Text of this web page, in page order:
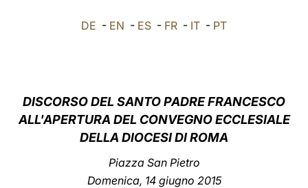
中文
LATINE
DE - EN - ES - FR - IT - PT
DISCORSO DEL SANTO PADRE FRANCESCO
ALL'APERTURA DEL CONVEGNO ECCLESIALE
DELLA DIOCESI DI ROMA
Piazza San Pietro
Domenica, 14 giugno 2015